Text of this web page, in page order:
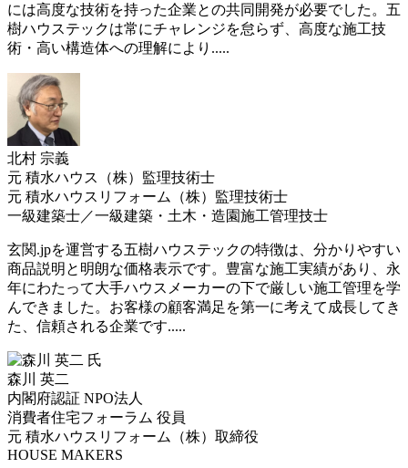
には高度な技術を持った企業との共同開発が必要でした。五
樹ハウステックは常にチャレンジを怠らず、高度な施工技
術・高い構造体への理解により.....
北村 宗義
元 積水ハウス（株）監理技術士
元 積水ハウスリフォーム（株）監理技術士
一級建築士／一級建築・土木・造園施工管理技士
玄関.jpを運営する五樹ハウステックの特徴は、分かりやすい
商品説明と明朗な価格表示です。豊富な施工実績があり、永
年にわたって大手ハウスメーカーの下で厳しい施工管理を学
んできました。お客様の顧客満足を第一に考えて成長してき
た、信頼される企業です.....
森川 英二
内閣府認証 NPO法人
消費者住宅フォーラム 役員
元 積水ハウスリフォーム（株）取締役
HOUSE MAKERS